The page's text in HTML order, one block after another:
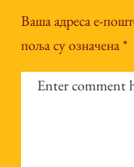
Ваша адреса е-
поља су означена*